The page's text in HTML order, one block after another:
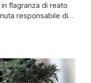
flagranza di reato
responsabile di
51enne ha
[…]